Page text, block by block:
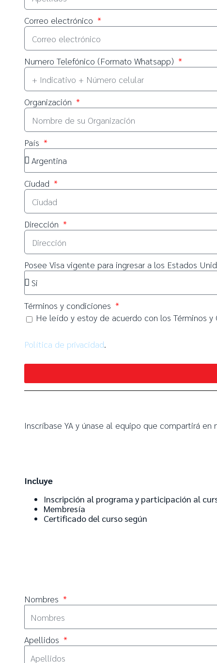
Correo electrónico
Numero Telefónico (Formato Whatsapp)
Organización
País
Ciudad
Dirección
Posee Visa vigente para ingresar a los Estados
Términos y condiciones
He leído y estoy de acuerdo con los Términos
Política de privacidad.
Inscríbase YA y únase al equipo que compartirá
Incluye
Inscripción al programa y participación al
Membresía
Certificado del curso según
Nombres
Apellidos